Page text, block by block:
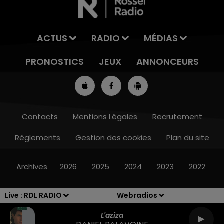
Live : RDL RADIO
Webradios
L'aziza
11h00 - 12h00
ACTUS RADIO
MÉDIAS
PRONOSTICS
JEUX ANNONCEURS
Contacts Mentions Légales
Recrutement
Règlements
Gestion des cookies Plan du site
Archives 2026 2025 2024 2023 2022